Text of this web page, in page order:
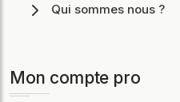
Qui sommes nous ?
Mon compte pro